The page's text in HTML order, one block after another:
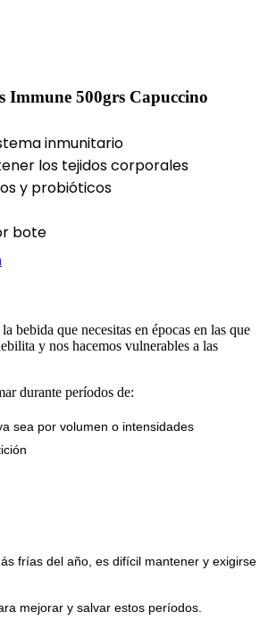
Immune 500grs Capuccino
inmunitario
los tejidos corporales
y probióticos
bote
la bebida que necesitas en épocas en las que
y nos hacemos vulnerables a las
durante períodos de:
sea por volumen o intensidades
frías del año, es difícil mantener y exigirse
mejorar y salvar estos períodos.